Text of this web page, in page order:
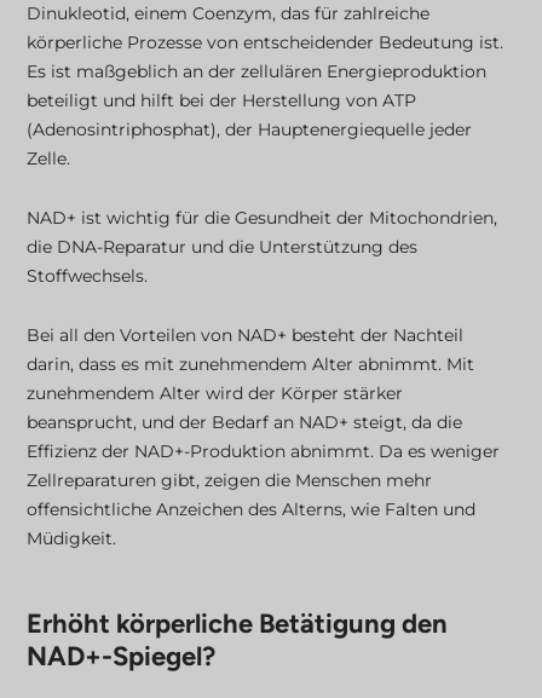
Dinukleotid, einem Coenzym, das für zahlreiche
körperliche Prozesse von entscheidender Bedeutung ist.
Es ist maßgeblich an der zellulären Energieproduktion
beteiligt und hilft bei der Herstellung von ATP
(Adenosintriphosphat), der Hauptenergiequelle jeder
Zelle.
NAD+ ist wichtig für die Gesundheit der Mitochondrien,
die DNA-Reparatur und die Unterstützung des
Stoffwechsels.
Bei all den Vorteilen von NAD+ besteht der Nachteil
darin, dass es mit zunehmendem Alter abnimmt. Mit
zunehmendem Alter wird der Körper stärker
beansprucht, und der Bedarf an NAD+ steigt, da die
Effizienz der NAD+-Produktion abnimmt. Da es weniger
Zellreparaturen gibt, zeigen die Menschen mehr
offensichtliche Anzeichen des Alterns, wie Falten und
Müdigkeit.
Erhöht körperliche Betätigung den
NAD+-Spiegel?